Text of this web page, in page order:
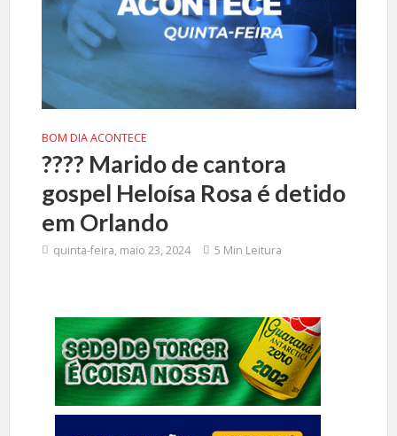
BOM DIA ACONTECE
????️ Marido de cantora
gospel Heloísa Rosa é detido
em Orlando
quinta-feira, maio 23, 2024 5 Min Leitura